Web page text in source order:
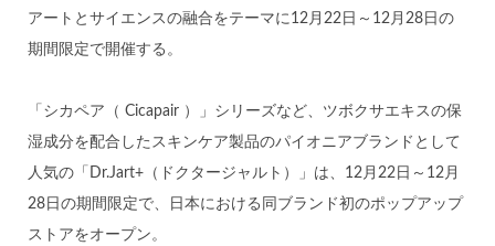
アートとサイエンスの融合をテーマに12月22日～12月28日の
期間限定で開催する。
「シカペア（ Cicapair ）」シリーズなど、ツボクサエキスの保
湿成分を配合したスキンケア製品のパイオニアブランドとして
人気の「Dr.Jart+（ドクタージャルト）」は、12月22日～12月
28日の期間限定で、日本における同ブランド初のポップアップ
ストアをオープン。